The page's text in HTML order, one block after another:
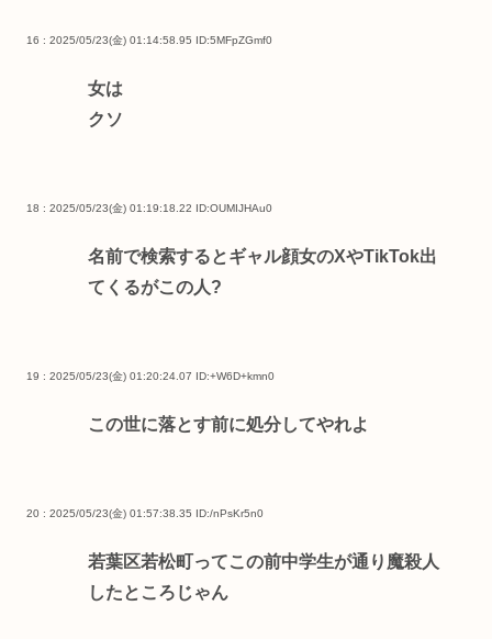
16 : 2025/05/23(金) 01:14:58.95 ID:5MFpZGmf0
女は
クソ
18 : 2025/05/23(金) 01:19:18.22 ID:OUMIJHAu0
名前で検索するとギャル顔女のXやTikTok出
てくるがこの人?
19 : 2025/05/23(金) 01:20:24.07 ID:+W6D+kmn0
この世に落とす前に処分してやれよ
20 : 2025/05/23(金) 01:57:38.35 ID:/nPsKr5n0
若葉区若松町ってこの前中学生が通り魔殺人
したところじゃん